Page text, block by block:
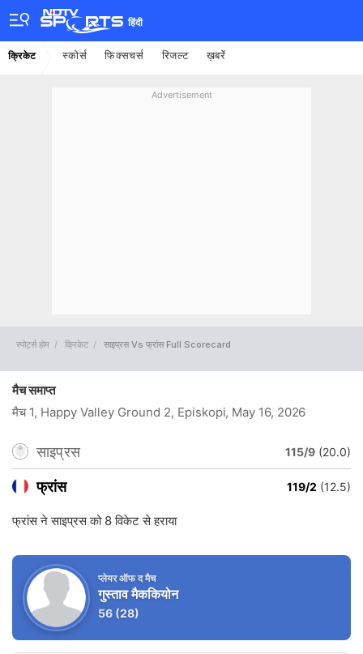
हिंदी
क्रिकेट स्कोर्स फिक्सचर्स रिजल्ट ख़बरें
Advertisement
स्पोर्ट्स होम क्रिकेट साइप्रस Vs फ्रांस Full Scorecard
मैच समाप्त
मैच 1, Happy Valley Ground 2, Episkopi, May 16, 2026
साइप्रस 115/9 (20.0)
फ्रांस 119/2 (12.5)
फ्रांस ने साइप्रस को 8 विकेट से हराया
प्लेयर ऑफ द मैच
गुस्ताव मैककियोन
56 (28)